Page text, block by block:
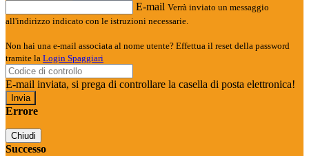
E-mail Verrà inviato un messaggio
all'indirizzo indicato con le istruzioni necessarie.
Non hai una e-mail associata al nome utente? Effettua il reset della password
tramite la Login Spaggiari
E-mail inviata, si prega di controllare la casella di posta elettronica!
Errore
Chiudi
Successo